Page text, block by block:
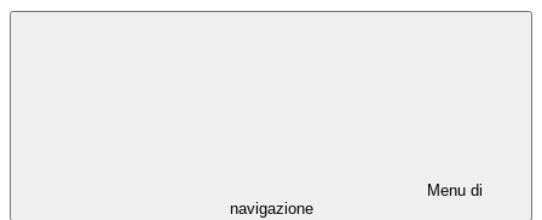
Menu di
navigazione